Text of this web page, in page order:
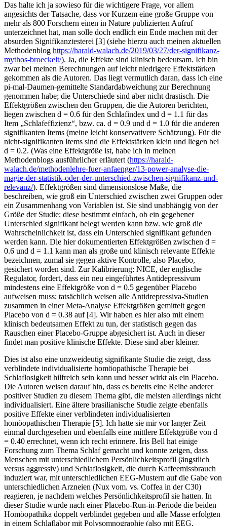
Das halte ich ja sowieso für die wichtigere Frage, vor allem
angesichts der Tatsache, dass vor Kurzem eine große Gruppe von
mehr als 800 Forschern einen in Nature publizierten Aufruf
unterzeichnet hat, man solle doch endlich ein Ende machen mit der
absurden Signifikanztesterei [3] (siehe hierzu auch meinen aktuellen
Methodenblog https://harald-walach.de/2019/03/27/der-signifikanz-
mythos-broeckelt/). Ja, die Effekte sind klinisch bedeutsam. Ich bin
zwar bei meinen Berechnungen auf leicht niedrigere Effektstärken
gekommen als die Autoren. Das liegt vermutlich daran, dass ich eine
pi-mal-Daumen-gemittelte Standardabweichung zur Berechnung
genommen habe; die Unterschiede sind aber nicht drastisch. Die
Effektgrößen zwischen den Gruppen, die die Autoren berichten,
liegen zwischen d = 0.6 für den Schlafindex und d = 1.1 für das
Item „Schlafeffizienz“, bzw. ca. d = 0.9 und d = 1.0 für die anderen
signifikanten Items (meine leicht konservativere Schätzung). Für die
nicht-signifikanten Items sind die Effektstärken klein und liegen bei
d = 0.2. (Was eine Effektgröße ist, habe ich in meinen
Methodenblogs ausführlicher erläutert (https://harald-
walach.de/methodenlehre-fuer-anfaenger/13-power-analyse-die-
magie-der-statistik-oder-der-unterschied-zwischen-signifikanz-und-
relevanz/). Effektgrößen sind dimensionslose Maße, die
beschreiben, wie groß ein Unterschied zwischen zwei Gruppen oder
ein Zusammenhang von Variablen ist. Sie sind unabhängig von der
Größe der Studie; diese bestimmt einfach, ob ein gegebener
Unterschied signifikant belegt werden kann bzw. wie groß die
Wahrscheinlichkeit ist, dass ein Unterschied signifikant gefunden
werden kann. Die hier dokumentierten Effektgrößen zwischen d =
0.6 und d = 1.1 kann man als große und klinisch relevante Effekte
bezeichnen, zumal sie gegen aktive Kontrolle, also Placebo,
gesichert worden sind. Zur Kalibrierung: NICE, der englische
Regulator, fordert, dass ein neu eingeführtes Antidepressivum
mindestens eine Effektgröße von d = 0.5 gegenüber Placebo
aufweisen muss; tatsächlich weisen alle Antidrepressiva-Studien
zusammen in einer Meta-Analyse Effektgrößen gemittelt gegen
Placebo von d = 0.38 auf [4]. Wir haben es hier also mit einem
klinisch bedeutsamen Effekt zu tun, der statistisch gegen das
Rauschen einer Placebo-Gruppe abgesichert ist. Auch in dieser
findet man positive klinische Effekte. Diese sind aber kleiner.
Dies ist also eine unzweideutig signifikante Studie die zeigt, dass
verblindete individualisierte homöopathische Therapie bei
Schlaflosigkeit hilfreich sein kann und besser wirkt als ein Placebo.
Die Autoren weisen darauf hin, dass es bereits eine Reihe anderer
positiver Studien zu diesem Thema gibt, die meisten allerdings nicht
individualisiert. Eine ältere brasilianische Studie zeigte ebenfalls
positive Effekte einer verblindeten individualisierten
homöopathischen Therapie [5]. Ich hatte sie mir vor langer Zeit
einmal durchgesehen und ebenfalls eine mittlere Effektgröße von d
= 0.40 errechnet, wenn ich recht erinnere. Iris Bell hat einige
Forschung zum Thema Schlaf gemacht und konnte zeigen, dass
Menschen mit unterschiedlichem Persönlichkeitsprofil (ängstlich
versus aggressiv) und Schlaflosigkeit, die durch Kaffeemissbrauch
induziert war, mit unterschiedlichen EEG-Mustern auf die Gabe von
unterschiedlichen Arzneien (Nux vom. vs. Coffea in der C30)
reagieren, je nachdem welches Persönlichkeitsprofil sie hatten. In
dieser Studie wurde nach einer Placebo-Run-in-Periode die beiden
Homöopathika doppelt verblindet gegeben und alle Masse erfolgten
in einem Schlaflabor mit Polysomnographie (also mit EEG,